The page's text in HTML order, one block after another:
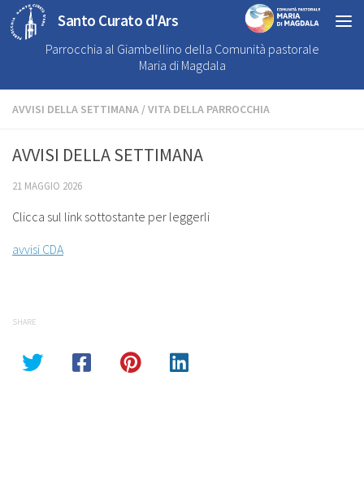
Santo Curato d'Ars
Parrocchia al Giambellino della Comunità pastorale
Maria di Magdala
AVVISI DELLA SETTIMANA /VITA DELLA PARROCCHIA
AVVISI DELLA SETTIMANA
21 MAGGIO 2026
Clicca sul link sottostante per leggerli
avvisi CDA
SHARE